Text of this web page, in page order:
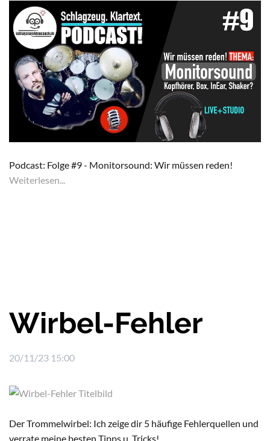
Podcast: Folge #9 - Monitorsound: Wir müssen reden!
Weiterlesen...
Wirbel-Fehler
20/11/23 15:00
Der Trommelwirbel: Ich zeige dir 5 häufige Fehlerquellen und
verrate meine besten Tipps u. Tricks!